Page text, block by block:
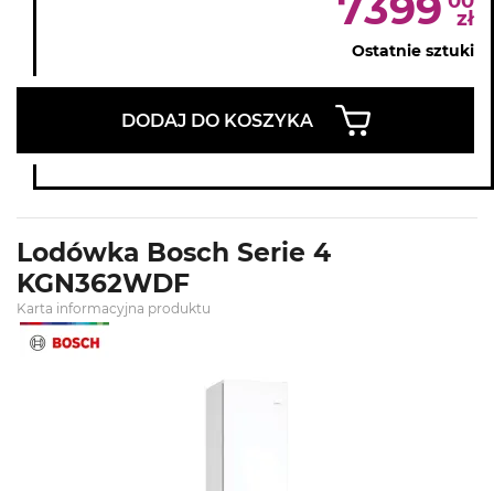
zł
Ostatnie sztuki
DODAJ DO KOSZYKA
Lodówka Bosch Serie 4
KGN362WDF
Karta informacyjna produktu